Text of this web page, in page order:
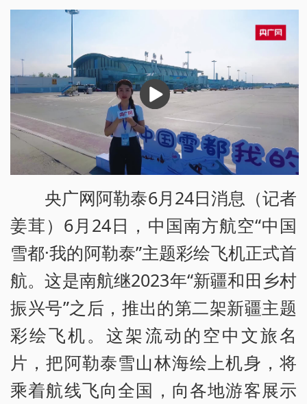
播
放
央广网阿勒泰6月24日消息（记者
姜茸）6月24日，中国南方航空“中国
雪都·我的阿勒泰”主题彩绘飞机正式首
航。这是南航继2023年“新疆和田乡村
振兴号”之后，推出的第二架新疆主题
彩绘飞机。这架流动的空中文旅名
片，把阿勒泰雪山林海绘上机身，将
乘着航线飞向全国，向各地游客展示